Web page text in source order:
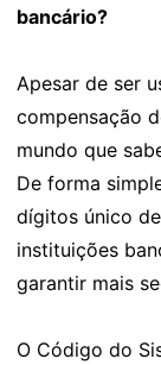
bancário?
Apesar de ser
compensação
mundo que
De forma
dígitos único
instituições
garantir mais
O Código do